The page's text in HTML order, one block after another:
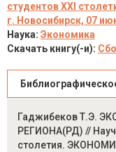
студентов XXI
г. Новосибирск, 07
Наука: Экономика
Скачать книгу(-и):
Гаджибеков Т.Э.
РЕГИОНА(РД) //
столетия.